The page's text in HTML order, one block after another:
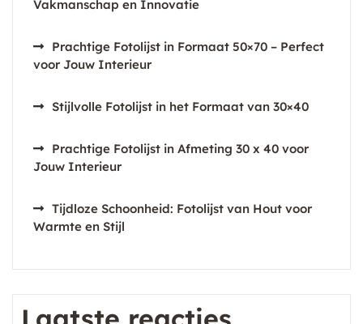
Vakmanschap en Innovatie
Prachtige Fotolijst in Formaat 50×70 – Perfect
voor Jouw Interieur
Stijlvolle Fotolijst in het Formaat van 30×40
Prachtige Fotolijst in Afmeting 30 x 40 voor
Jouw Interieur
Tijdloze Schoonheid: Fotolijst van Hout voor
Warmte en Stijl